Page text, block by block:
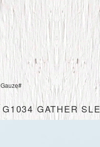
Gauze#
G1034 GATHER